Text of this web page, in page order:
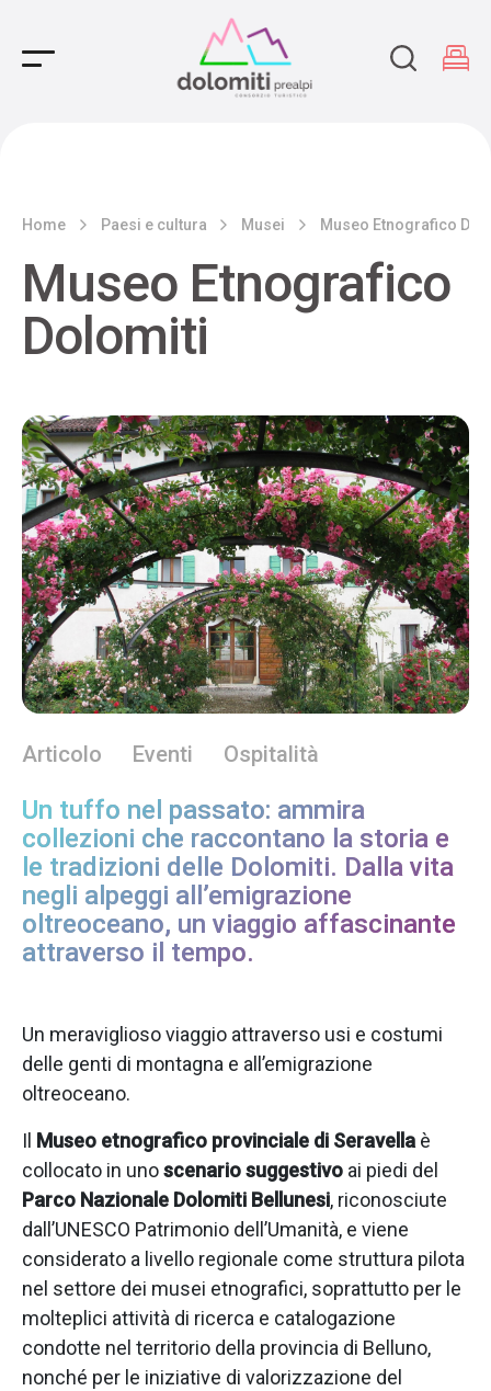
Main Navigation
Home Paesi e cultura Musei Museo Etnografico
Museo Etnografico
Dolomiti
Articolo Eventi Ospitalità
Un tuffo nel passato: ammira
collezioni che raccontano la storia e
le tradizioni delle Dolomiti. Dalla vita
negli alpeggi all’emigrazione
oltreoceano, un viaggio affascinante
attraverso il tempo.
Un meraviglioso viaggio attraverso usi e costumi
delle genti di montagna e all’emigrazione
oltreoceano.
Il Museo etnografico provinciale di Seravella è
collocato in unoscenario suggestivo ai piedi del
Parco Nazionale Dolomiti Bellunesi, riconosciute
dall’UNESCO Patrimonio dell’Umanità, e viene
considerato a livello regionale come struttura pilota
nel settore dei musei etnografici, soprattutto per le
molteplici attività di ricerca e catalogazione
condotte nel territorio della provincia di Belluno,
nonché per le iniziative di valorizzazione del